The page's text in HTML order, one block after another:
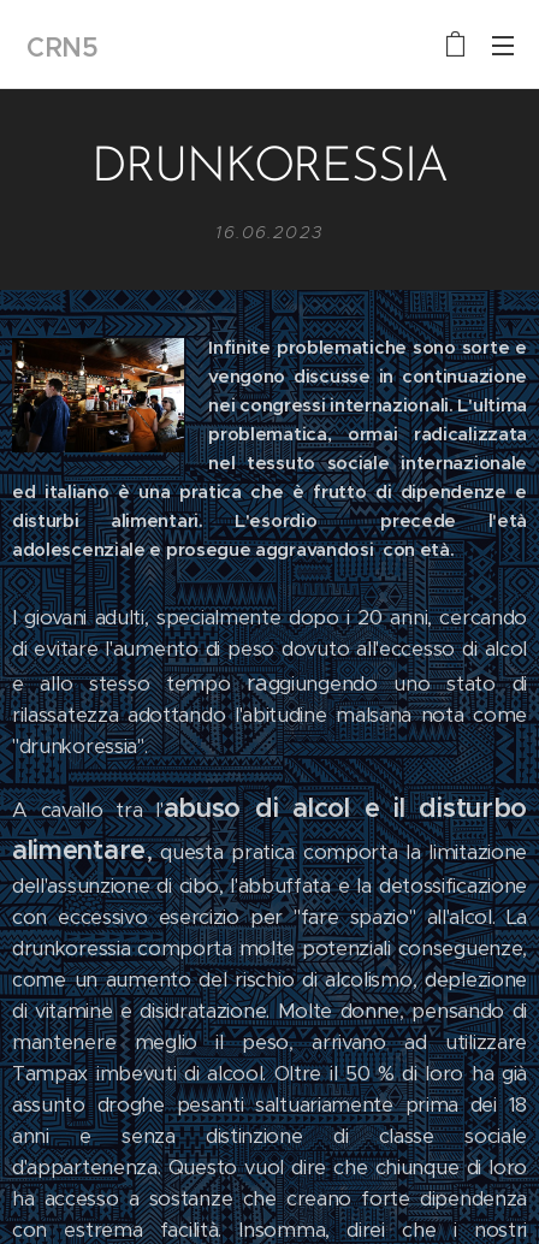
CRN5
DRUNKORESSIA
16.06.2023
Infinite problematiche sono sorte e
vengono discusse in continuazione
nei congressi internazionali. L'ultima
problematica, ormai radicalizzata
nel tessuto sociale internazionale
ed italiano è una pratica che è frutto di dipendenze e
disturbi alimentari. L'esordio precede l'età
adolescenziale e prosegue aggravandosi con età.
I giovani adulti, specialmente dopo i 20 anni, cercando
di evitare l'aumento di peso dovuto all'eccesso di alcol
e allo stesso temporaggiungendo uno stato di
rilassatezza adottando l'abitudine malsana nota come
"drunkoressia".
A cavallo tra l'abuso di alcol e il disturbo
alimentare,questa pratica comporta la limitazione
dell'assunzione di cibo, l'abbuffata e la detossificazione
con eccessivo esercizio per "fare spazio" all'alcol. La
drunkoressia comporta molte potenziali conseguenze,
come un aumento del rischio di alcolismo, deplezione
di vitamine e disidratazione. Molte donne, pensando di
mantenere meglio il peso, arrivano ad utilizzare
Tampax imbevuti di alcool. Oltre il 50 % di loro ha già
assunto droghe pesanti saltuariamente prima dei 18
anni e senza distinzione di classe sociale
d'appartenenza. Questo vuol dire che chiunque di loro
ha accesso a sostanze che creano forte dipendenza
con estrema facilità. Insomma, direi che i nostri